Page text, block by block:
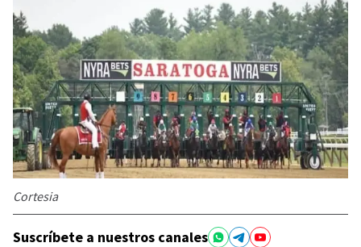
Cortesia
Suscríbete a nuestros canales